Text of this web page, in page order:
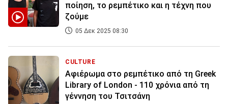
ποίηση, το ρεμπέτικο και η τέχνη που
ζούμε
05 Δεκ 2025 08:30
CULTURE
Αφιέρωμα στο ρεμπέτικο από τη Greek
Library of London - 110 χρόνια από τη
γέννηση του Τσιτσάνη